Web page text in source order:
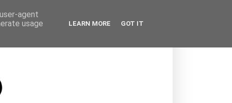
agent
usage
LEARN MORE GOT IT